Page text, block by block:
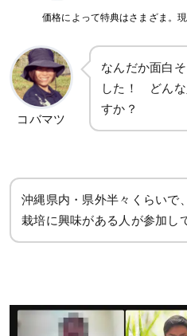
価格によって特典はさまざま。
コバマツ
なんだか面白
した！ どんな
すか？
沖縄県内・県外半々くらいで
栽培に興味がある人が参加し